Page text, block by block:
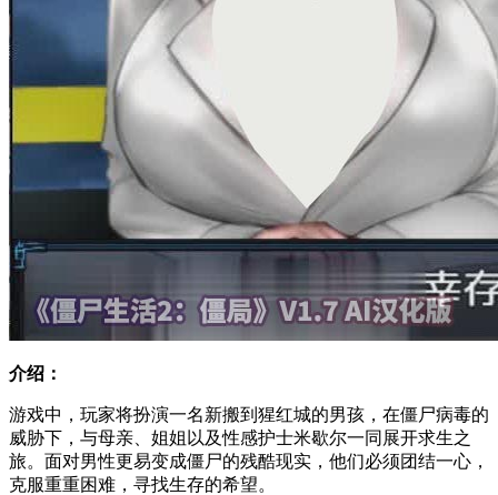
介绍：
游戏中，玩家将扮演一名新搬到猩红城的男孩，在僵尸病毒的
威胁下，与母亲、姐姐以及性感护士米歇尔一同展开求生之
旅。面对男性更易变成僵尸的残酷现实，他们必须团结一心，
克服重重困难，寻找生存的希望。